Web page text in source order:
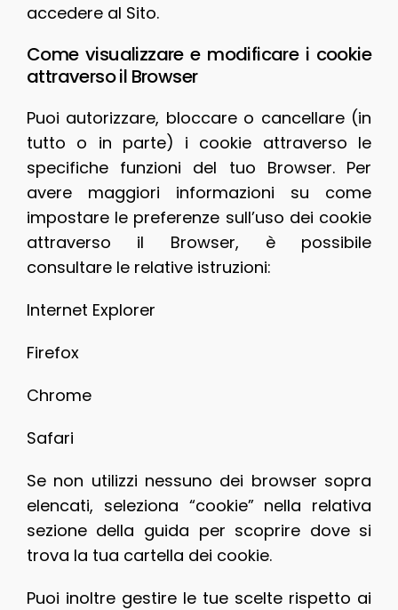
accedere al Sito.
Come visualizzare e modificare i cookie
attraverso il Browser
Puoi autorizzare, bloccare o cancellare (in
tutto o in parte) i cookie attraverso le
specifiche funzioni del tuo Browser. Per
avere maggiori informazioni su come
impostare le preferenze sull’uso dei cookie
attraverso il Browser, è possibile
consultare le relative istruzioni:
Internet Explorer
Firefox
Chrome
Safari
Se non utilizzi nessuno dei browser sopra
elencati, seleziona “cookie” nella relativa
sezione della guida per scoprire dove si
trova la tua cartella dei cookie.
Puoi inoltre gestire le tue scelte rispetto ai